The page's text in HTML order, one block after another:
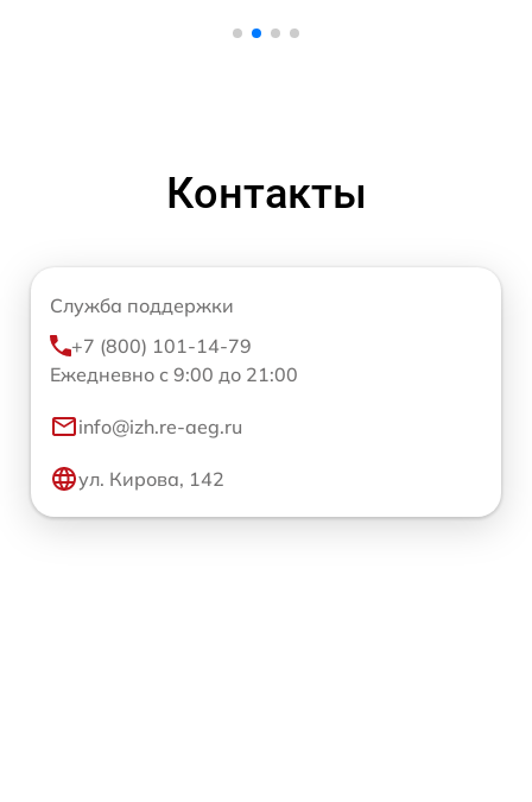
Контакты
Служба поддержки
+7 (800) 101-14-79
Ежедневно с 9:00 до 21:00
info@izh.re-aeg.ru
ул. Кирова, 142